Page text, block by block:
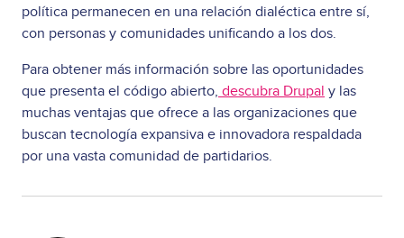
política permanecen en una relación dialéctica entre sí,
con personas y comunidades unificando a los dos.
Para obtener más información sobre las oportunidades
que presenta el código abierto, descubra Drupal y las
muchas ventajas que ofrece a las organizaciones que
buscan tecnología expansiva e innovadora respaldada
por una vasta comunidad de partidarios.